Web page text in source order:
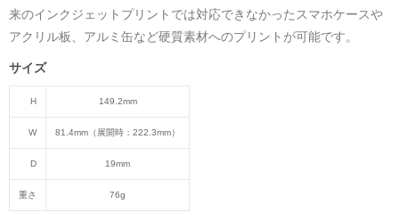
来のインクジェットプリントでは対応できなかったスマホケースや
アクリル板、アルミ缶など硬質素材へのプリントが可能です。
サイズ
H 149.2mm
W 81.4mm（展開時：222.3mm）
D 19mm
重さ 76g